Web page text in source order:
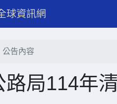
球資訊網
公告內容
路局114年